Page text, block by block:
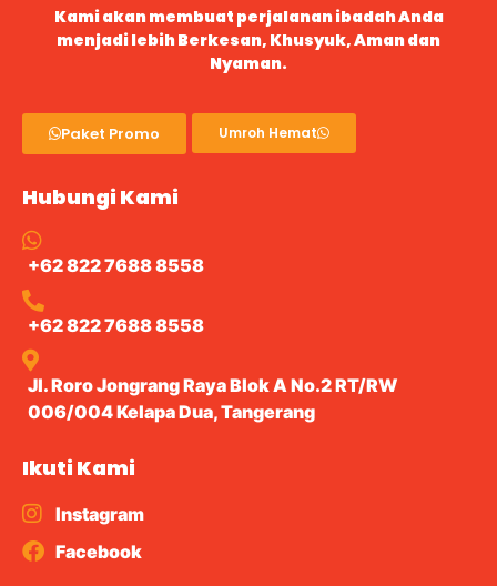
Kami akan membuat perjalanan ibadah Anda
menjadi lebih Berkesan, Khusyuk, Aman dan
Nyaman.
Paket Promo Umroh Hemat
Hubungi Kami
+62 822 7688 8558
+62 822 7688 8558
Jl. Roro Jongrang Raya Blok A No.2 RT/RW
006/004 Kelapa Dua, Tangerang
Ikuti Kami
Instagram
Facebook